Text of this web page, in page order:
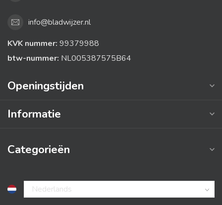
info@bladwijzer.nl
KVK nummer: 99379988
btw-nummer: NL005387575B64
Openingstijden
Informatie
Categorieën